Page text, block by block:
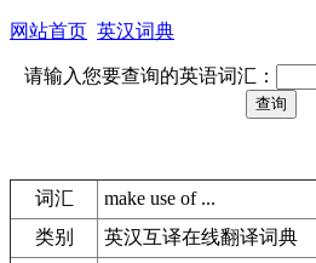
网站首页 英汉词典
请输入您要查询的英语词汇：
词汇
make use of ...
类别
英汉互译在线翻译词典